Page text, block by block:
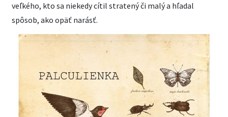
veľkého, kto sa niekedy cítil stratený či malý a hľadal
spôsob, ako opäť narásť.